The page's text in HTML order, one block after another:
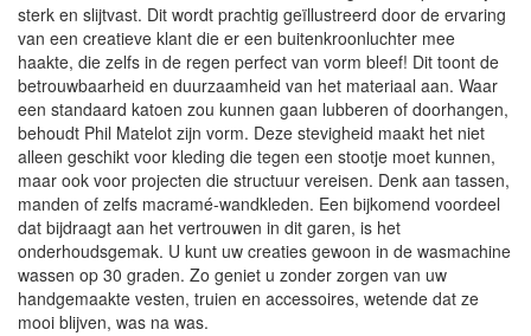
sterk en slijtvast. Dit wordt prachtig geïllustreerd door de ervaring
van een creatieve klant die er een buitenkroonluchter mee
haakte, die zelfs in de regen perfect van vorm bleef! Dit toont de
betrouwbaarheid en duurzaamheid van het materiaal aan. Waar
een standaard katoen zou kunnen gaan lubberen of doorhangen,
behoudt Phil Matelot zijn vorm. Deze stevigheid maakt het niet
alleen geschikt voor kleding die tegen een stootje moet kunnen,
maar ook voor projecten die structuur vereisen. Denk aan tassen,
manden of zelfs macramé-wandkleden. Een bijkomend voordeel
dat bijdraagt aan het vertrouwen in dit garen, is het
onderhoudsgemak. U kunt uw creaties gewoon in de wasmachine
wassen op 30 graden. Zo geniet u zonder zorgen van uw
handgemaakte vesten, truien en accessoires, wetende dat ze
mooi blijven, was na was.